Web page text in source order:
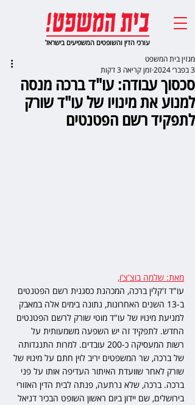
עורכי הדין והשופטים המשפיעים בישראל
סכסוך עבודה: עו"ד ברכה מנסה
למנוע את מינויו של עו"ד שורק
לתפקיד רשם הפטנטים
מגזין בית המשפט
3 בפבר׳ 2024
זמן קריאה 3 דקות
מאת: שלמה בוצ'צ'ו,
עו"ד ז'קלין ברכה, המכהנת כסגנית רשם הפטנטים
ב-13 השנים האחרונות, נתונה בימים אלה במאבק
למניעת מינויו של עו"ד מוטי שורק לרשם הפטנטים
החדש. לתפקיד זה יש השפעה משמעותית על
רשות המעסיקה כ-200 עובדים. למרות התנגדותה
של ברכה, שר המשפטים יריב לוין חתם על מינויו של
שורק לאחר שוועדת האיתור העדיפה אותו על פני
ברכה. ברכה, שלא נרתעה, פנתה לבית הדין האזורי
בירושלים, שם יידון ביום ראשון השופט הבכיר דניאל